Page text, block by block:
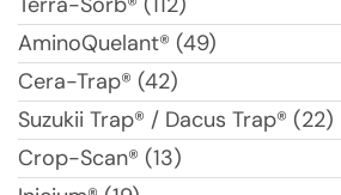
AminoQuelant® (49)
Cera-Trap® (42)
Suzukii Trap® / Dacus Trap® (22)
Crop-Scan® (13)